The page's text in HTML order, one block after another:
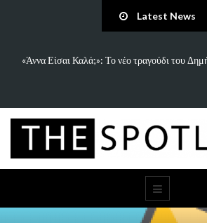
Latest News
«Άννα Είσαι Καλά;»: Το νέο τραγούδι του